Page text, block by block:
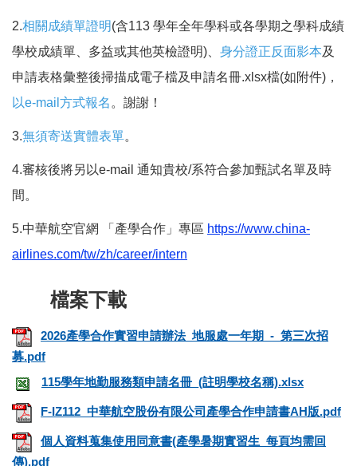
2.相關成績單證明(含113 學年全年學科或各學期之學科成績
學校成績單、多益或其他英檢證明)、 身分證正反面影本及
申請表格彙整後掃描成電子檔及申請名冊.xlsx檔(如附件)，
以e-mail方式報名 。謝謝！
3.無須寄送實體表單。
4.審核後將另以e-mail 通知貴校/系符合參加甄試名單及時
間。
5.中華航空官網 「產學合作」專區 https://www.china-
airlines.com/tw/zh/career/intern
2026產學合作實習申請辦法_地服處一年期_-_第三次招
募.pdf
115學年地勤服務類申請名冊_(註明學校名稱).xlsx
F-IZ112_中華航空股份有限公司產學合作申請書AH版.pdf
個人資料蒐集使用同意書(產學暑期實習生_每頁均需回
傳).pdf